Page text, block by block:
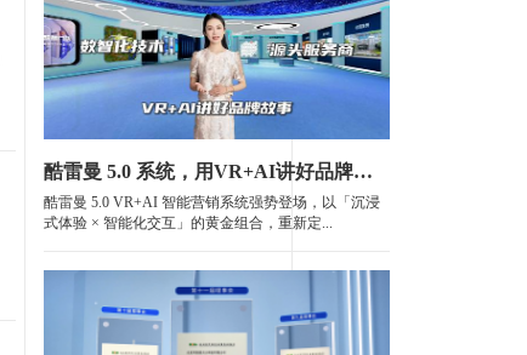
酷雷曼 5.0 系统，用VR+AI讲好品牌故事
酷雷曼 5.0 VR+AI 智能营销系统强势登场，以「沉浸
式体验 × 智能化交互」的黄金组合，重新定...